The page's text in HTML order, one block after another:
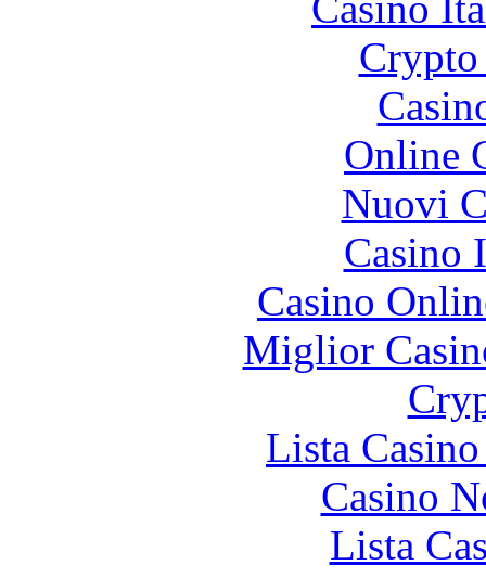
Online
Nuovi
Casino
Casino
Miglior
Lista
Casino
Lista